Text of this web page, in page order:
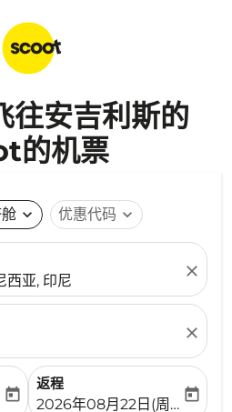
往安吉利斯的
的机票
expand_more 优惠代码 expand_more
西亚, 印尼
close
close
date-aria-label
today
返程
fc-booking-return-date-
2026年08月22日(周六)
today